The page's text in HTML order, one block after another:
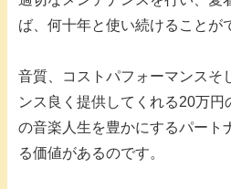
ば、何十年と使い続けることが
音質、コストパフォーマンスそ
ンス良く提供してくれる20万円
の音楽人生を豊かにするパート
る価値があるのです。